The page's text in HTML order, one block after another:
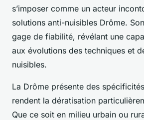
s’imposer comme un acteur
solutions anti-nuisibles Drôme.
gage de fiabilité, révélant une
aux évolutions des techniques et
nuisibles.
La Drôme présente des
rendent la dératisation
Que ce soit en milieu urbain ou